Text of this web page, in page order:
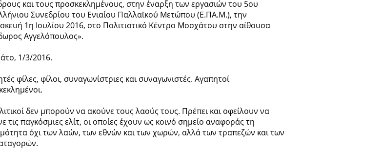
και τους προσκεκλημένους, στην έναρξη των εργασιών του 5ου
Συνεδρίου του Ενιαίου Παλλαϊκού Μετώπου (Ε.ΠΑ.Μ.), την
1η Ιουλίου 2016, στο Πολιτιστικό Κέντρο Μοσχάτου στην αίθουσα
Αγγελόπουλος».
1/3/2016.
φίλες, φίλοι, συναγωνίστριες και συναγωνιστές. Αγαπητοί
δεν μπορούν να ακούνε τους λαούς τους. Πρέπει και οφείλουν να
τις παγκόσμιες ελίτ, οι οποίες έχουν ως κοινό σημείο αναφοράς τη
όχι των λαών, των εθνών και των χωρών, αλλά των τραπεζών και των